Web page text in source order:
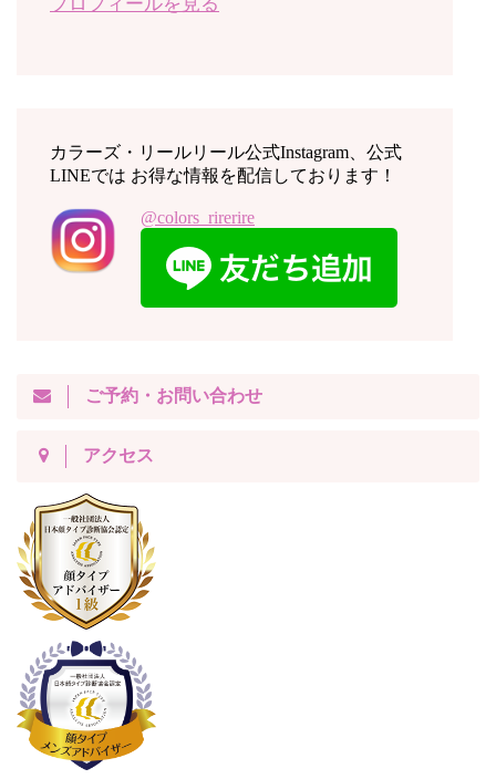
カラーズ・リールリール公式Instagram、公式
LINEでは お得な情報を配信しております！
@colors_rirerire
ご予約・お問い合わせ
アクセス